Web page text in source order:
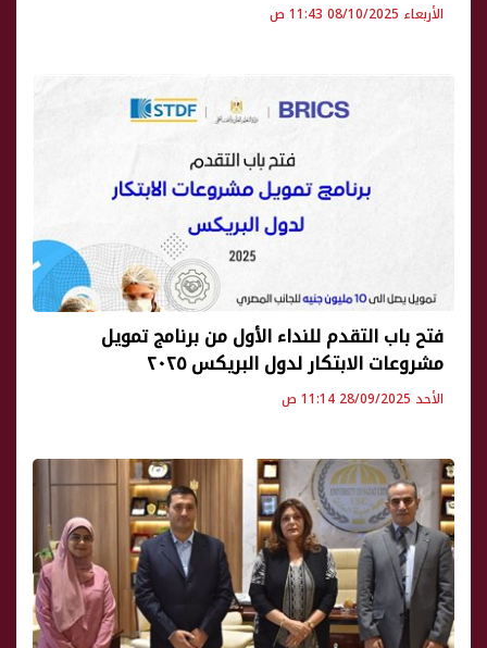
الأربعاء 08/10/2025 11:43 ص
فتح باب التقدم للنداء الأول من برنامج تمويل
مشروعات الابتكار لدول البريكس ٢٠٢٥
الأحد 28/09/2025 11:14 ص